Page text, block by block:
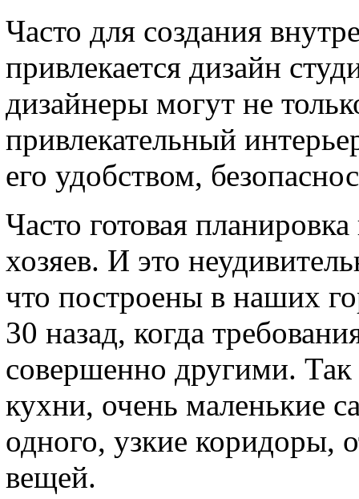
Часто для создания
привлекается дизайн
дизайнеры могут не
привлекательный
его удобством,
Часто готовая
хозяев. И это
что построены в наших
30 назад, когда
совершенно другими. Так
кухни, очень маленькие
одного, узкие коридоры,
вещей.